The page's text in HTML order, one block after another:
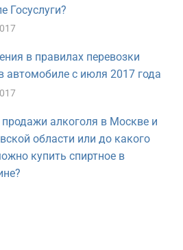
Госуслуги?
в правилах перевозки
автомобиле с июля 2017 года
алкоголя в Москве и
области или до какого
купить спиртное в